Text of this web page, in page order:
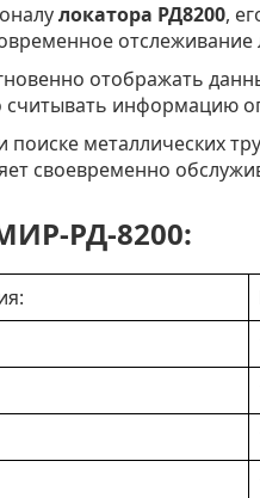
локатора РД8200,
отображать
информацию
поиске металлических
своевременно
РД-8200: